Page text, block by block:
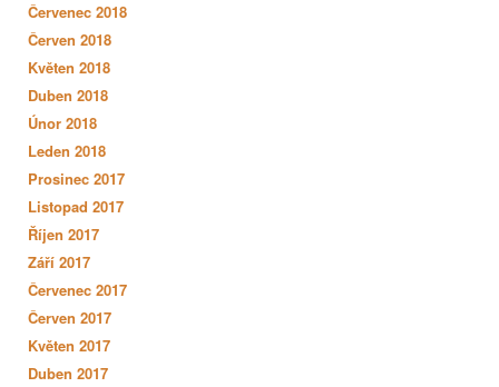
Červenec 2018
Červen 2018
Květen 2018
Duben 2018
Únor 2018
Leden 2018
Prosinec 2017
Listopad 2017
Říjen 2017
Září 2017
Červenec 2017
Červen 2017
Květen 2017
Duben 2017